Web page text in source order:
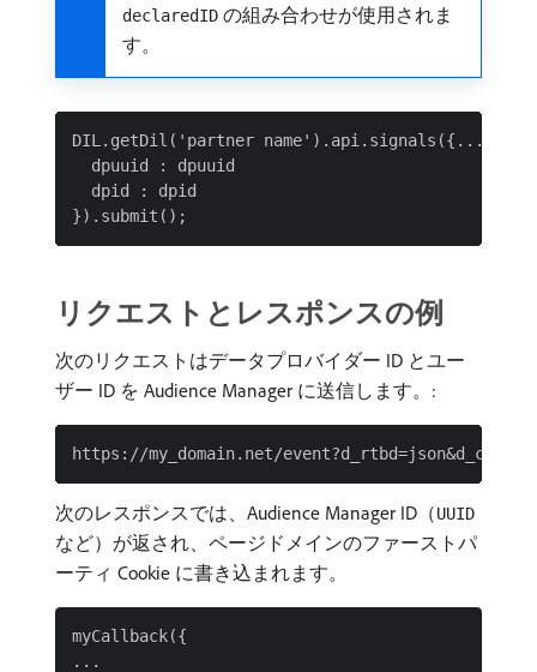
declaredID の組み合わせが使用されま
す。
DIL.getDil('partner
  dpuuid : dpuuid
  dpid : dpid
リクエストとレスポンスの例
次のリクエストはデータプロバイダー ID とユー
ザー ID を Audience Manager に送信します。:
次のレスポンスでは、Audience Manager ID（UUID
など）が返され、ページドメインのファーストパ
ーティ Cookie に書き込まれます。
myCallback({
...